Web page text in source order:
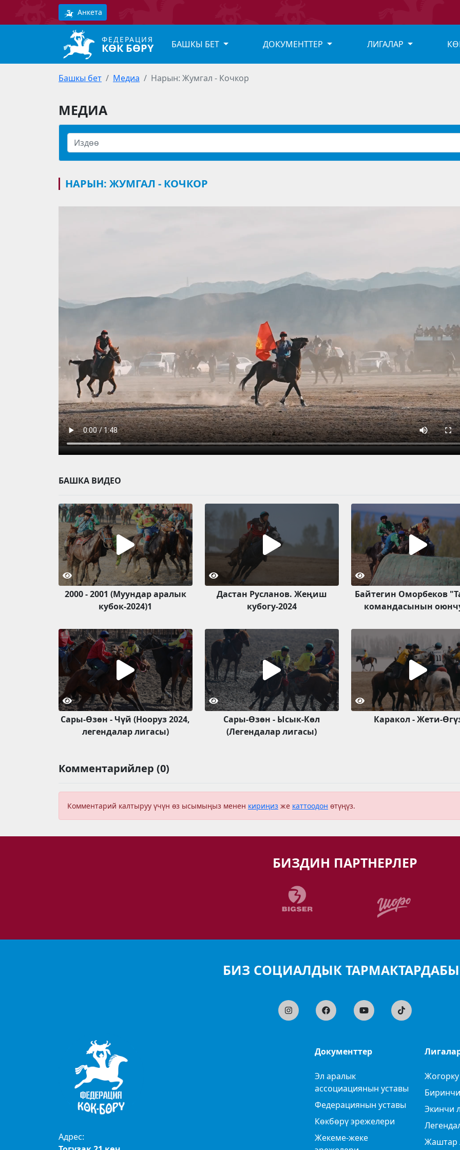
Анкета
ФЕДЕРАЦИЯ
КӨК БӨРҮ БАШКЫ БЕТ ДОКУМЕНТТЕР ЛИГАЛАР
Башкы бет Медиа Нарын: Жумгал - Кочкор
МЕДИА
НАРЫН: ЖУМГАЛ - КОЧКОР
БАШКА ВИДЕО
2000 - 2001 (Муундар аралык
кубок-2024)1
Дастан Русланов. Жеңиш
кубогу-2024
Байтегин Оморбеков
командасынын
Сары-Өзөн - Чүй (Нооруз 2024,
легендалар лигасы)
Сары-Өзөн - Ысык-Көл
(Легендалар лигасы)
Каракол - Жети-
Комментарийлер (0)
Комментарий калтыруу үчүн өз ысымыңыз менен кириңиз же каттоодон өтүңүз.
БИЗДИН ПАРТНЕРЛЕР
БИЗ СОЦИАЛДЫК
Адрес:
Документтер
Эл аралык
ассоциациянын уставы
Федерациянын уставы
Көкбөрү эрежелери
Жекеме-жеке
Жогорку
Экинчи
Жаштар